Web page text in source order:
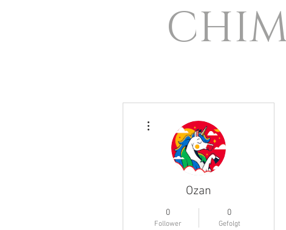
Ozan
0
Follower
0
Gefolgt